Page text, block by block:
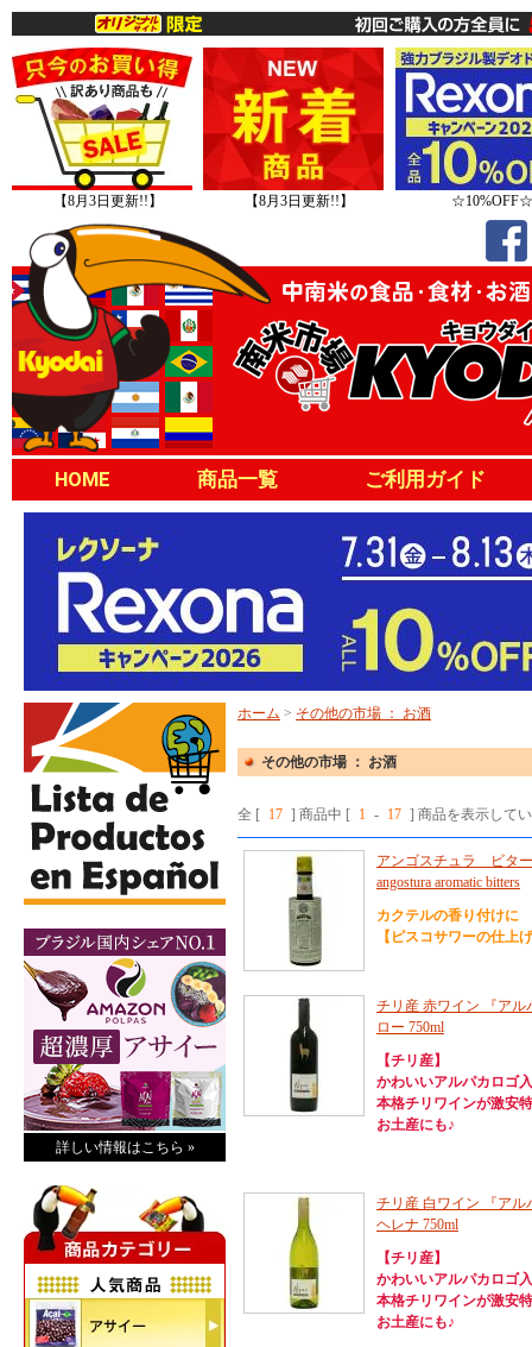
【8月3日更新!!】 【8月3日更新!!】 ☆10%OFF☆
HOME 商品一覧 ご利用ガイド
詳しい情報はこちら »
ホーム > その他の市場 ： お酒
その他の市場 ： お酒
全 [ 17 ] 商品中 [ 1 - 17 ] 商品を表示して
アンゴスチュラ ビタ
angostura aromatic bitters
カクテルの香り付けに
【ピスコサワーの仕上
チリ産 赤ワイン 『ア
ロー 750ml
【チリ産】
かわいいアルパカロゴ
本格チリワインが激安
お土産にも♪
チリ産 白ワイン 『アル
ヘレナ 750ml
【チリ産】
かわいいアルパカロゴ
本格チリワインが激安
お土産にも♪